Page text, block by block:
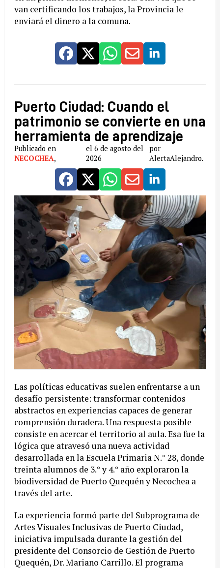
van certificando los trabajos, la Provincia le
enviará el dinero a la comuna.
Puerto Ciudad: Cuando el
patrimonio se convierte en una
herramienta de aprendizaje
Publicado en
NECOCHEA,
el 6 de agosto del
2026
por
AlertaAlejandro.
Las políticas educativas suelen enfrentarse a un
desafío persistente: transformar contenidos
abstractos en experiencias capaces de generar
comprensión duradera. Una respuesta posible
consiste en acercar el territorio al aula. Esa fue la
lógica que atravesó una nueva actividad
desarrollada en la Escuela Primaria N.° 28, donde
treinta alumnos de 3.° y 4.° año exploraron la
biodiversidad de Puerto Quequén y Necochea a
través del arte.
La experiencia formó parte del Subprograma de
Artes Visuales Inclusivas de Puerto Ciudad,
iniciativa impulsada durante la gestión del
presidente del Consorcio de Gestión de Puerto
Quequén, Dr. Mariano Carrillo. El programa